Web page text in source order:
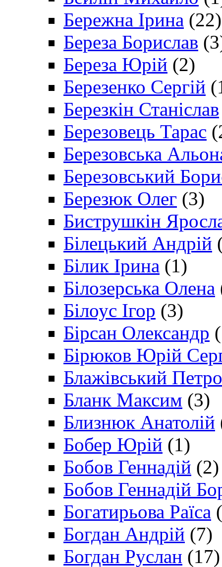
Бережна Ірина (22)
Береза Борислав
Береза Юрій (2)
Березенко Сергій
Березкін Станіслав
Березовець Тарас
Березовська
Березовський
Березюк Олег (3)
Биструшкін
Білецький Андрій
Білик Ірина (1)
Білозерська Олена
Білоус Ігор (3)
Бірсан Олександр
Бірюков Юрій
Блажівський Петро
Бланк Максим (3)
Близнюк Анатолій
Бобер Юрій (1)
Бобов Геннадій (2)
Бобов Геннадій
Богатирьова Раїса
Богдан Андрій (7)
Богдан Руслан (17)